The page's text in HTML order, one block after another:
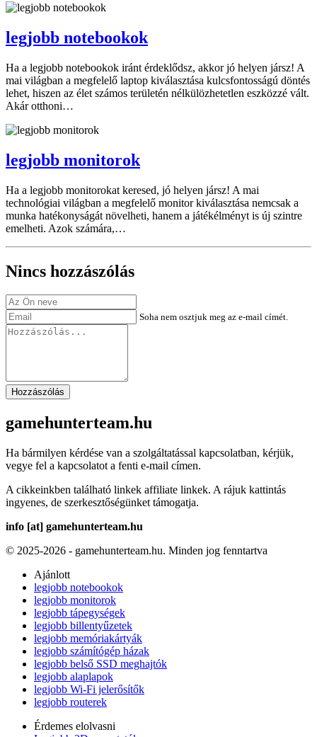
legjobb notebookok
Ha a legjobb notebookok iránt érdeklődsz, akkor jó helyen jársz! A
mai világban a megfelelő laptop kiválasztása kulcsfontosságú döntés
lehet, hiszen az élet számos területén nélkülözhetetlen eszközzé vált.
Akár otthoni…
legjobb monitorok
Ha a legjobb monitorokat keresed, jó helyen jársz! A mai
technológiai világban a megfelelő monitor kiválasztása nemcsak a
munka hatékonyságát növelheti, hanem a játékélményt is új szintre
emelheti. Azok számára,…
Nincs hozzászólás
Soha nem osztjuk meg az e-mail címét.
Hozzászólás
gamehunterteam.hu
Ha bármilyen kérdése van a szolgáltatással kapcsolatban, kérjük,
vegye fel a kapcsolatot a fenti e-mail címen.
A cikkeinkben található linkek affiliate linkek. A rájuk kattintás
ingyenes, de szerkesztőségünket támogatja.
info [at] gamehunterteam.hu
© 2025-2026 - gamehunterteam.hu. Minden jog fenntartva
Ajánlott
legjobb notebookok
legjobb monitorok
legjobb tápegységek
legjobb billentyűzetek
legjobb memóriakártyák
legjobb számítógép házak
legjobb belső SSD meghajtók
legjobb alaplapok
legjobb Wi-Fi jelerősítők
legjobb routerek
Érdemes elolvasni